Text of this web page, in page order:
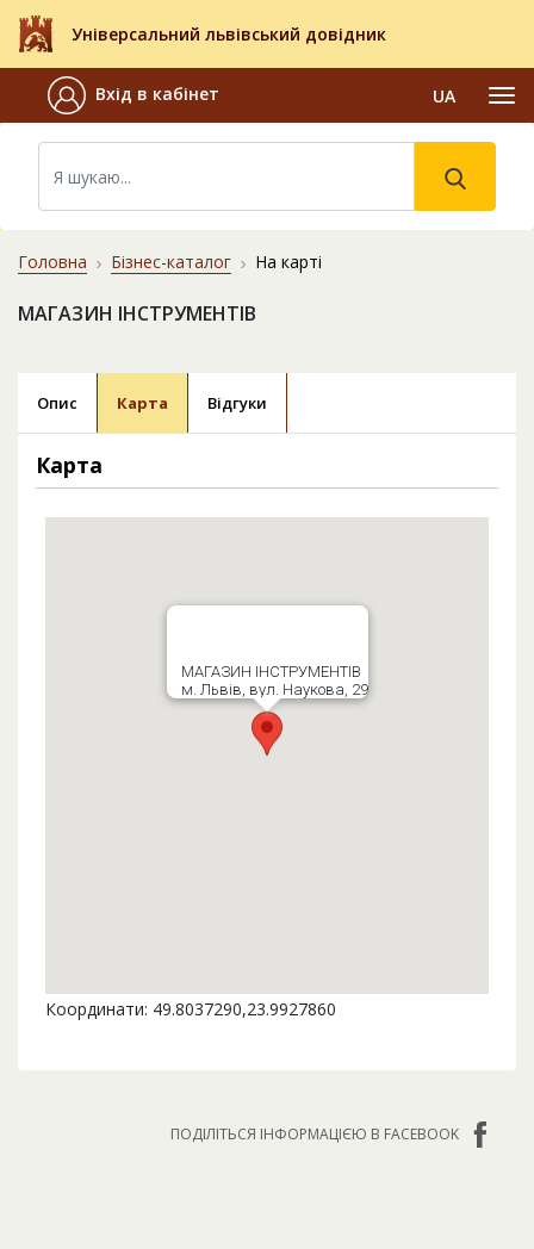
Універсальний львівський довідник
Вхід в кабінет UA
Головна Бізнес-каталог На карті
МАГАЗИН ІНСТРУМЕНТІВ
Опис Карта Відгуки
Карта
МАГАЗИН ІНСТРУМЕНТІВ
м. Львів, вул. Наукова, 29
Координати: 49.8037290,23.9927860
ПОДІЛІТЬСЯ ІНФОРМАЦІЄЮ В FACEBOOK